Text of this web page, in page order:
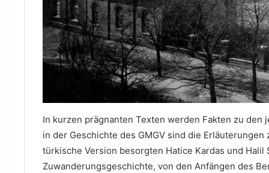
In kurzen prägnanten Texten werden Fakten zu
in der Geschichte des GMGV sind die
türkische Version besorgten Hatice Kardas und
Zuwanderungsgeschichte, von den Anfängen des